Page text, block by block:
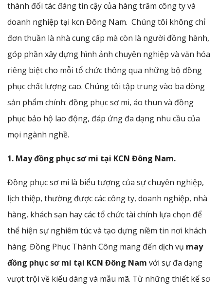
thành đối tác đáng tin cậy của hàng trăm công ty và
doanh nghiệp tại kcn Đông Nam. Chúng tôi không chỉ
đơn thuần là nhà cung cấp mà còn là người đồng hành,
góp phần xây dựng hình ảnh chuyên nghiệp và văn hóa
riêng biệt cho mỗi tổ chức thông qua những bộ đồng
phục chất lượng cao. Chúng tôi tập trung vào ba dòng
sản phẩm chính: đồng phục sơ mi, áo thun và đồng
phục bảo hộ lao động, đáp ứng đa dạng nhu cầu của
mọi ngành nghề.
1. May đồng phục sơ mi tại KCN Đông Nam.
Đồng phục sơ mi là biểu tượng của sự chuyên nghiệp,
lịch thiệp, thường được các công ty, doanh nghiệp, nhà
hàng, khách sạn hay các tổ chức tài chính lựa chọn để
thể hiện sự nghiêm túc và tạo dựng niềm tin nơi khách
hàng. Đồng Phục Thành Công mang đến dịch vụ may
đồng phục sơ mi tại KCN Đông Nam với sự đa dạng
vượt trội về kiểu dáng và mẫu mã. Từ những thiết kế sơ